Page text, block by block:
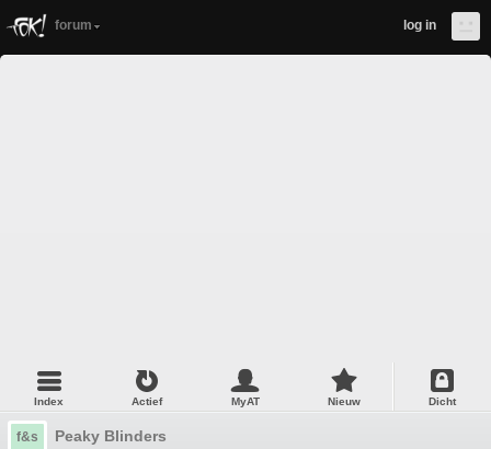
forum log in
Index Actief MyAT Nieuw Dicht
f&s Peaky Blinders